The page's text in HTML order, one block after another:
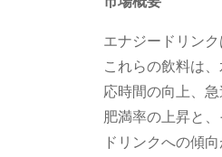
エナジードリン
これらの飲料は
応時間の向上、
肥満率の上昇と
ドリンクへの傾